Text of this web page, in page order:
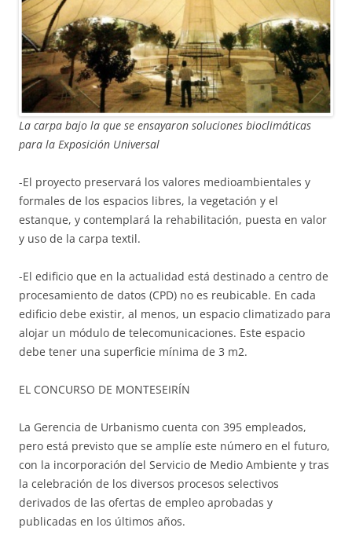
La carpa bajo la que se ensayaron soluciones bioclimáticas
para la Exposición Universal
-El proyecto preservará los valores medioambientales y
formales de los espacios libres, la vegetación y el
estanque, y contemplará la rehabilitación, puesta en valor
y uso de la carpa textil.
-El edificio que en la actualidad está destinado a centro de
procesamiento de datos (CPD) no es reubicable. En cada
edificio debe existir, al menos, un espacio climatizado para
alojar un módulo de telecomunicaciones. Este espacio
debe tener una superficie mínima de 3 m2.
EL CONCURSO DE MONTESEIRÍN
La Gerencia de Urbanismo cuenta con 395 empleados,
pero está previsto que se amplíe este número en el futuro,
con la incorporación del Servicio de Medio Ambiente y tras
la celebración de los diversos procesos selectivos
derivados de las ofertas de empleo aprobadas y
publicadas en los últimos años.